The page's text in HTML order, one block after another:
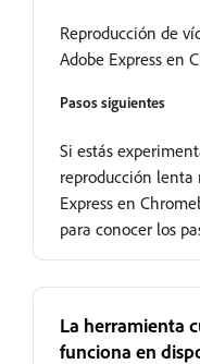
Reproducción de
Adobe Express en
Pasos siguientes
Si estás
reproducción lenta
Express en
para conocer los
La herramienta
funciona en